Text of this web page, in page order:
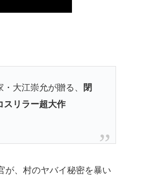
大江崇允が贈る、
閉
スリラー超大作
が、村のヤバイ秘密を暴い